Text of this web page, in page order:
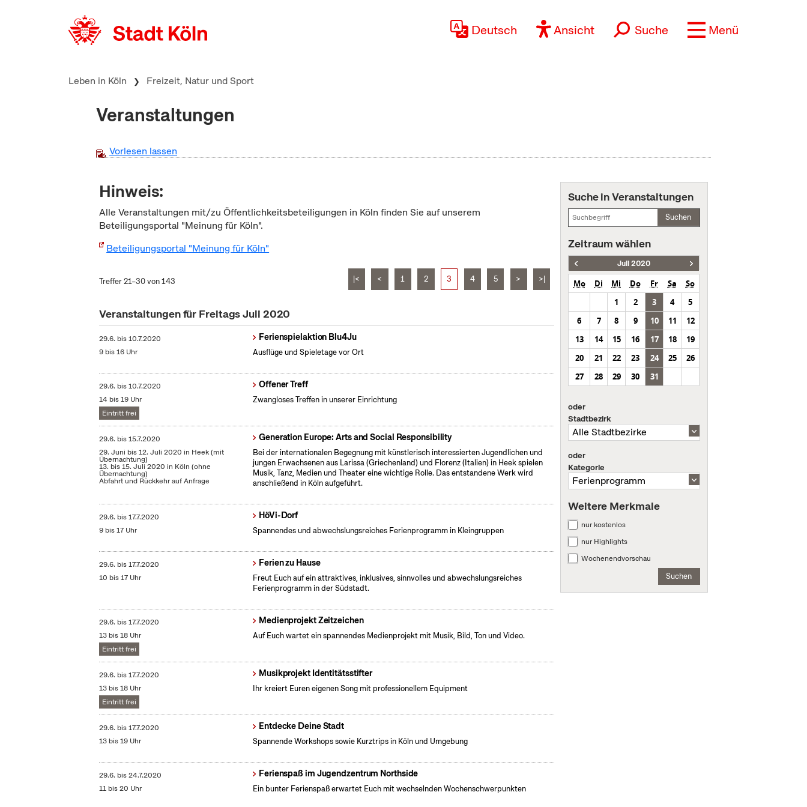
Deutsch Ansicht Suche Menü
Leben in Köln Freizeit, Natur und Sport
Veranstaltungen
Vorlesen lassen
Hinweis:
Alle Veranstaltungen mit/zu Öffentlichkeitsbeteiligungen in Köln finden Sie auf unserem
Beteiligungsportal "Meinung für Köln".
Beteiligungsportal "Meinung für Köln"
Treffer 21–30 von 143 |< < 1 2 3 4 5 > >|
Veranstaltungen für Freitags Juli 2020
29.6. bis10.7.2020
9 bis 16 Uhr
Ferienspielaktion Blu4Ju
Ausflüge und Spieletage vor Ort
29.6. bis10.7.2020
14 bis 19 Uhr
Eintritt frei
Offener Treff
Zwangloses Treffen in unserer Einrichtung
29.6. bis15.7.2020
29. Juni bis 12. Juli 2020 in Heek (mit
Übernachtung)
13. bis 15. Juli 2020 in Köln (ohne
Übernachtung)
Abfahrt und Rückkehr auf Anfrage
Generation Europe: Arts and Social Responsibility
Bei der internationalen Begegnung mit künstlerisch interessierten Jugendlichen und
jungen Erwachsenen aus Larissa (Griechenland) und Florenz (Italien) in Heek spielen
Musik, Tanz, Medien und Theater eine wichtige Rolle. Das entstandene Werk wird
anschließend in Köln aufgeführt.
29.6. bis17.7.2020
9 bis 17 Uhr
HöVi-Dorf
Spannendes und abwechslungsreiches Ferienprogramm in Kleingruppen
29.6. bis17.7.2020
10 bis 17 Uhr
Ferien zu Hause
Freut Euch auf ein attraktives, inklusives, sinnvolles und abwechslungsreiches
Ferienprogramm in der Südstadt.
29.6. bis17.7.2020
13 bis 18 Uhr
Eintritt frei
Medienprojekt Zeitzeichen
Auf Euch wartet ein spannendes Medienprojekt mit Musik, Bild, Ton und Video.
29.6. bis17.7.2020
13 bis 18 Uhr
Eintritt frei
Musikprojekt Identitätsstifter
Ihr kreiert Euren eigenen Song mit professionellem Equipment
29.6. bis17.7.2020
13 bis 19 Uhr
Entdecke Deine Stadt
Spannende Workshops sowie Kurztrips in Köln und Umgebung
29.6. bis24.7.2020
11 bis 20 Uhr
Ferienspaß im Jugendzentrum Northside
Ein bunter Ferienspaß erwartet Euch mit wechselnden Wochenschwerpunkten
Suche in Veranstaltungen
Suchen
Zeitraum wählen
Juli 2020
Mo Di Mi Do Fr Sa
So
1
2 3 4
5
6
7 8 9 10 11
12
13
14 15 16 17 18
19
20
21 22 23 24 25
26
27
28 29 30 31
oder
Stadtbezirk
oder
Kategorie
Weitere Merkmale
nur kostenlos
nur Highlights
Wochenendvorschau
Suchen